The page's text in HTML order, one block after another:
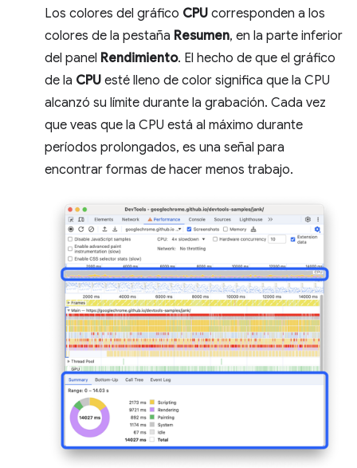
Los colores del gráfico CPU corresponden a los
colores de la pestaña Resumen, en la parte inferior
del panel Rendimiento. El hecho de que el gráfico
de la CPU esté lleno de color significa que la CPU
alcanzó su límite durante la grabación. Cada vez
que veas que la CPU está al máximo durante
períodos prolongados, es una señal para
encontrar formas de hacer menos trabajo.